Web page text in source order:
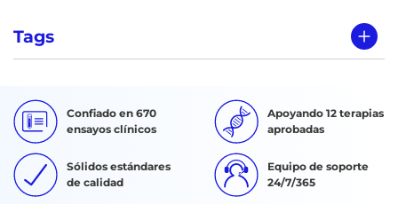
Tags
Confiado en 670
ensayos clínicos
Apoyando 12 terapias
aprobadas
Sólidos estándares
de calidad
Equipo de soporte
24/7/365